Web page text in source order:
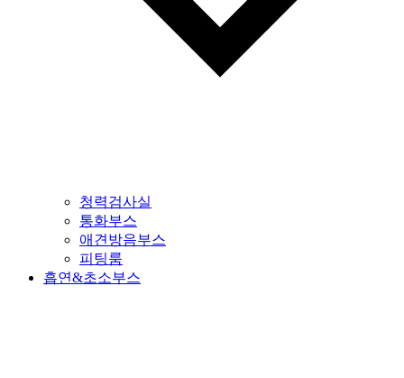
청력검사실
통화부스
애견방음부스
피팅룸
흡연&초소부스